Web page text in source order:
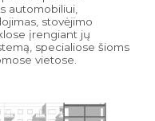
automobiliui,
stovėjimo
įrengiant jų
specialiose šioms
vietose.